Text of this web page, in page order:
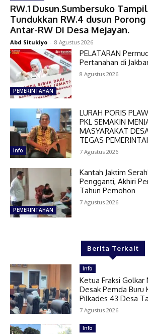
RW.1 Dusun.Sumbersuko
Tundukkan RW.4 dusun
Antar-RW Di Desa Mejayan.
Abd Situkiyo - 8 Agustus 2026
PEMERINTAHAN
PELATARAN
Pertanahan di
8 Agustus 2026
Info
LURAH PORIS
PKL SEMAKIN
MASYARAKAT
TEGAS
7 Agustus 2026
PEMERINTAHAN
Kantah Jaktim
Pengganti, Akhiri
Tahun Pemohon
7 Agustus 2026
Berita Terkait
Info
Ketua Fraksi
Desak Pemda Buru
Pilkades 43 Desa
7 Agustus 2026
Info